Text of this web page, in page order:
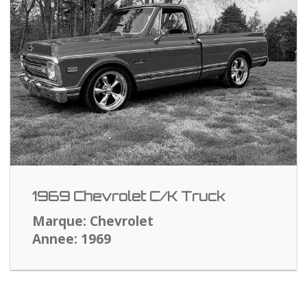
1969 Chevrolet C/K Truck
Marque: Chevrolet
Annee: 1969